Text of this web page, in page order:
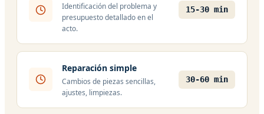
Identificación del problema y
presupuesto detallado en el
acto.
15-30 min
Reparación simple
Cambios de piezas sencillas,
ajustes, limpiezas.
30-60 min